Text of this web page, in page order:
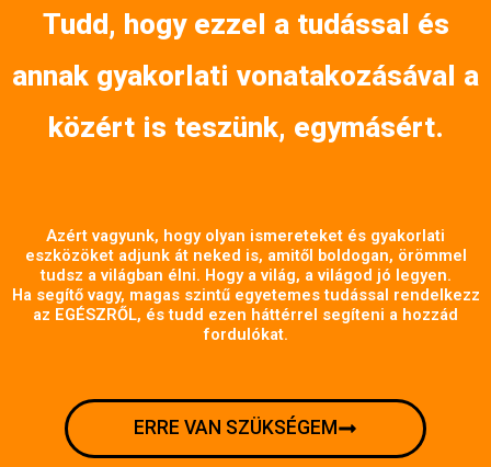
Tudd, hogy ezzel a tudással és
annak gyakorlati vonatakozásával a
közért is teszünk, egymásért.
Azért vagyunk, hogy olyan ismereteket és gyakorlati
eszközöket adjunk át neked is, amitől boldogan, örömmel
tudsz a világban élni. Hogy a világ, a világod jó legyen.
Ha segítő vagy, magas szintű egyetemes tudással rendelkezz
az EGÉSZRŐL, és tudd ezen háttérrel segíteni a hozzád
fordulókat.
ERRE VAN SZÜKSÉGEM